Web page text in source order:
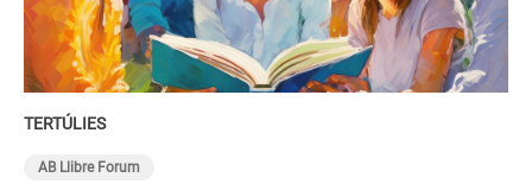
TERTÚLIES
AB Llibre Forum